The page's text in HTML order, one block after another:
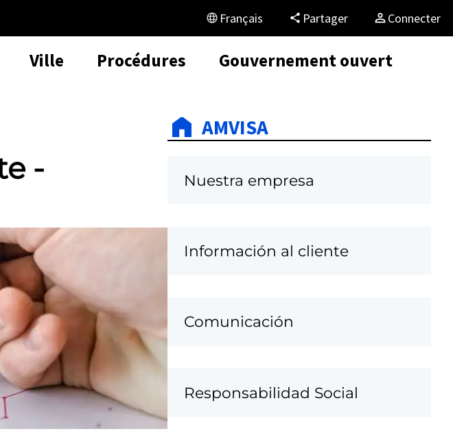
Français Partager Connecter
Ville Procédures Gouvernement ouvert
-
AMVISA
Nuestra empresa
Información al cliente
Comunicación
Responsabilidad Social